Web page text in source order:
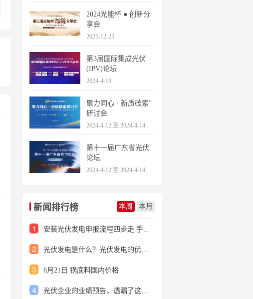
2024光能杯 ● 创新分
享会
2025-12-25
第3届国际集成光伏
(IPV)论坛
2024-4-19
聚力同心 · 新质碳索”
研讨会
2024-4-12 至 2024-4-14
第十一届广东省光伏
论坛
2024-4-12 至 2024-4-14
新闻排行榜 本周 本月
1 安装光伏发电申报流程四步走 手把手教你装起光伏电站
2 光伏发电是什么？光伏发电的优缺点有哪些？
3 6月21日 锅底料国内价格
4 光伏企业的业绩预告，透漏了这些信号